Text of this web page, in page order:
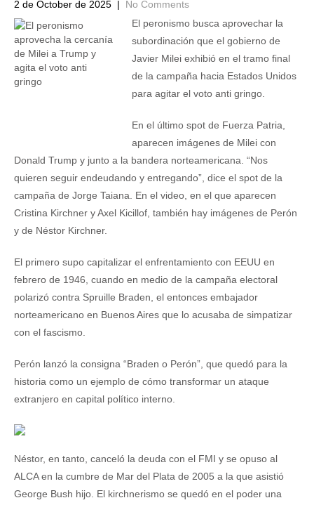
2 de October de 2025 | No Comments
El peronismo busca aprovechar la
subordinación que el gobierno de
Javier Milei exhibió en el tramo final
de la campaña hacia Estados Unidos
para agitar el voto anti gringo.
En el último spot de Fuerza Patria,
aparecen imágenes de Milei con
Donald Trump y junto a la bandera norteamericana. “Nos
quieren seguir endeudando y entregando”, dice el spot de la
campaña de Jorge Taiana. En el video, en el que aparecen
Cristina Kirchner y Axel Kicillof, también hay imágenes de Perón
y de Néstor Kirchner.
El primero supo capitalizar el enfrentamiento con EEUU en
febrero de 1946, cuando en medio de la campaña electoral
polarizó contra Spruille Braden, el entonces embajador
norteamericano en Buenos Aires que lo acusaba de simpatizar
con el fascismo.
Perón lanzó la consigna “Braden o Perón”, que quedó para la
historia como un ejemplo de cómo transformar un ataque
extranjero en capital político interno.
Néstor, en tanto, canceló la deuda con el FMI y se opuso al
ALCA en la cumbre de Mar del Plata de 2005 a la que asistió
George Bush hijo. El kirchnerismo se quedó en el poder una